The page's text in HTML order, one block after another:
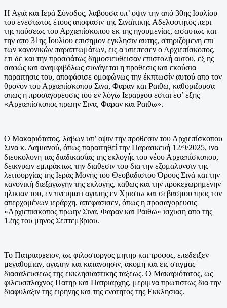
Η Αγιά και Ιερά Σύνοδος, λαβουσα υπ’ οψιν την από 30ης Ιουλίου
του ενεστωτος έτους αποφασιν της Σιναϊτικης Αδελφοτητος περι
της παύσεως του Αρχιεπίσκοπου εκ της ηγουμενίας, ωσαυτως και
την απο 31ης Ιουλίου επισημον εγκλησιν αυτης, στηριζόμενη επι
των κανονικών παραπτωμάτων, εις α υπεπεσεν ο Αρχιεπίσκοπος,
ετι δε και την προσφάτως δημοσιευθεισαν επιστολή αυτου, εξ ης
σαφώς και αναμφιβόλως συνάγεται η προθεσις και εκούσια
παραιτησις του, αποφάσισε ομοφώνως την έκπτωσίν αυτού απο τον
θρονον του Αρχιεπίσκοπου Σινα, Φαραν και Ραιθω, καθοριζουσα
οπως η προσαγορευσις του εν λόγω Ιεραρχου εσται εφ’ εξης
«Αρχιεπίσκοπος πρωην Σινα, Φαραν και Ραιθω».
Ο Μακαριότατος, λαβων υπ’ οψιν την προθεσιν του Αρχιεπίσκοπου
Σινα κ. Δαμιανού, όπως παραιτηθεί την Παρασκευή 12/9/2025, ινα
διευκολυνη τας διαδικασίας της εκλογής του νέου Αρχιεπίσκοπου,
δεικνυων εμπράκτως την διαθεσιν του δια την εξομαλυνσιν της
λειτουργίας της Ιεράς Μονής του Θεοβαδιστου Όρους Σινά και την
κανονική διεξαγωγην της εκλογής, καθως και την προκεχωρημενην
ηλικιαν του, εν πνευματι αγαπης εν Χριστω και σεβασμου προς τον
απερχομένων ιεράρχη, απεφασισεν, όπως η προσαγορευσις
«Αρχιεπισκοπος πρωην Σινα, Φαραν και Ραιθω» ισχυση απο της
12ης του μηνος Σεπτεμβριου.
Το Πατριαρχειον, ως φιλοστοργος μητηρ και τροφος, επεδειξεν
μεγαθυμιαν, αγαπην και κατανοησιν, ακομη και εις στιγμας
διασαλευσεως της εκκλησιαστικης ταξεως. Ο Μακαριότατος, ως
φιλευσπλαχνος Πατηρ και Πατριαρχης, μεριμνα πρωτιστως δια την
διαφυλαξιν της ειρηνης και της ενοτητος της Εκκλησιας.